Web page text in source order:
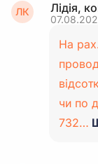
ЛК Лідія,
На
чи по
732…